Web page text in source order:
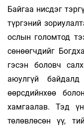
Байгаа нисдэг
түргэний
ослын голомтод
сөнөөгчдийг
гэсэн боловч
аюулгүй
өөрсдийнхөө
хамгаалав. Тэд
төлөвлөсөн үү,